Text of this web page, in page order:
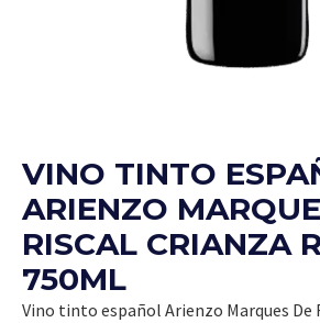
VINO TINTO
ARIENZO
RISCAL CRIANZA
750ML
Vino tinto español Arienzo Marques De